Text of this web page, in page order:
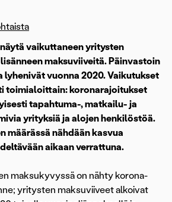
vaikuttaneen yritysten
maksuviiveitä. Päinvastoin
lyhenivät vuonna 2020. Vaikutukset
toimialoittain: koronarajoitukset
tapahtuma-, matkailu- ja
yrityksiä ja alojen henkilöstöä.
määrässä nähdään kasvua
aikaan verrattuna.
maksukyvyssä on nähty korona-
yritysten maksuviiveet alkoivat